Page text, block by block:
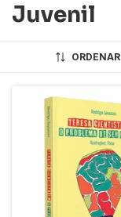
Juvenil
ORDENAR